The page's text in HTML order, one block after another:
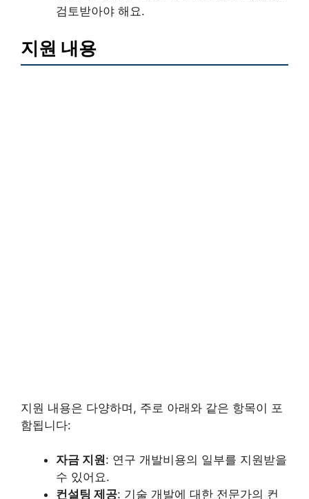
검토받아야 해요.
지원 내용
지원 내용은 다양하며, 주로 아래와 같은 항목이 포
함됩니다:
자금 지원: 연구 개발비용의 일부를 지원받을
수 있어요.
컨설팅 제공: 기술 개발에 대한 전문가의 컨